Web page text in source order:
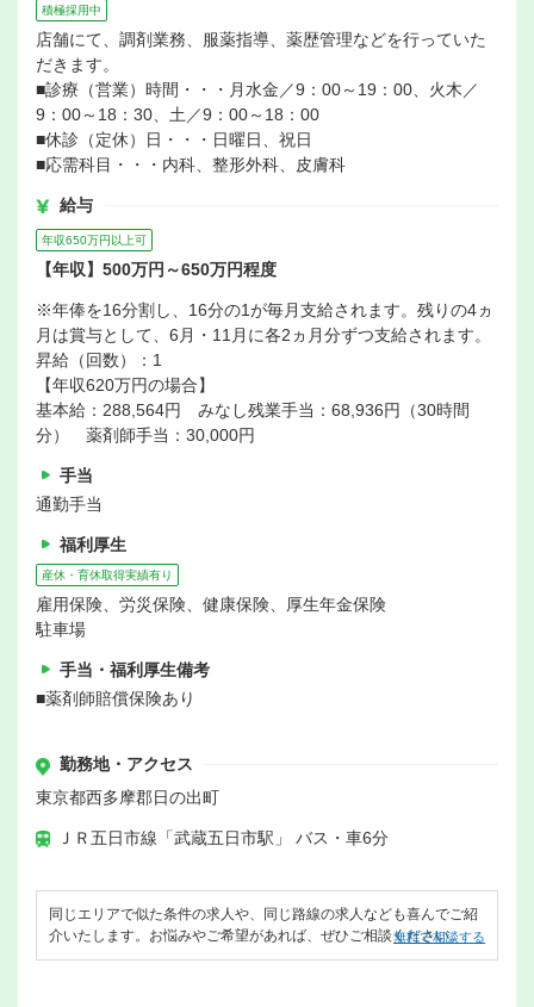
積極採用中
店舗にて、調剤業務、服薬指導、薬歴管理などを行っていた
だきます。
■診療（営業）時間・・・月水金／9：00～19：00、火木／
9：00～18：30、土／9：00～18：00
■休診（定休）日・・・日曜日、祝日
■応需科目・・・内科、整形外科、皮膚科
給与
年収650万円以上可
【年収】500万円～650万円程度
※年俸を16分割し、16分の1が毎月支給されます。残りの4ヵ
月は賞与として、6月・11月に各2ヵ月分ずつ支給されます。
昇給（回数）：1
【年収620万円の場合】
基本給：288,564円 みなし残業手当：68,936円（30時間
分） 薬剤師手当：30,000円
手当
通勤手当
福利厚生
産休・育休取得実績有り
雇用保険、労災保険、健康保険、厚生年金保険
駐車場
手当・福利厚生備考
■薬剤師賠償保険あり
勤務地・アクセス
東京都西多摩郡日の出町
ＪＲ五日市線「武蔵五日市駅」 バス・車6分
同じエリアで似た条件の求人や、同じ路線の求人なども喜んでご紹
介いたします。お悩みやご希望があれば、ぜひご相談ください。
無料で相談する